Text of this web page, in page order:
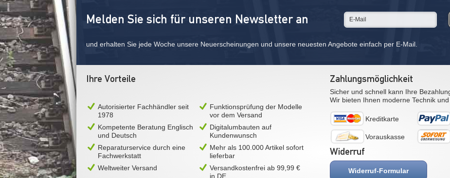
Melden Sie sich für unseren Newsletter an
und erhalten Sie jede Woche unsere Neuerscheinungen und unsere neuesten Angebote einfach per E-Mail.
Ihre Vorteile
Autorisierter Fachhändler seit
1978
Funktionsprüfung der Modelle
vor dem Versand
Kompetente Beratung Englisch
und Deutsch
Digitalumbauten auf
Kundenwunsch
Reparaturservice durch eine
Fachwerkstatt
Mehr als 100.000 Artikel sofort
lieferbar
Weltweiter Versand
Versandkostenfrei ab 99,99 €
in DE
Zahlungsmöglichkeit
Sicher und schnell kann Ihre
Wir bieten Ihnen moderne Technik
Kreditkarte
Vorauskasse
Widerruf
Widerruf-Formular